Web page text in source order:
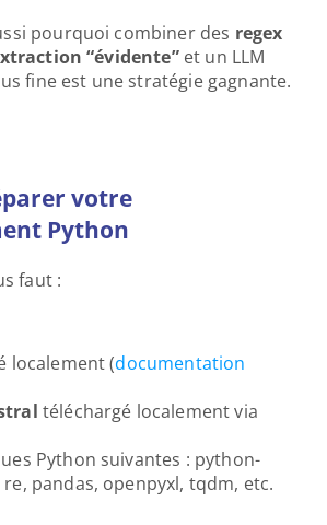
pourquoi combiner des regex
“évidente” et un LLM
fine est une stratégie gagnante.
votre
Python
faut :
localement (documentation
téléchargé localement via
Python suivantes : python-
re, pandas, openpyxl, tqdm, etc.